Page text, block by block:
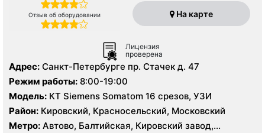
Отзыв об оборудовании На карте
Лицензия
проверена
Адрес: Санкт-Петербурге пр. Стачек д. 47
Режим работы: 8:00-19:00
Модель: КТ Siemens Somatom 16 срезов, УЗИ
Район: Кировский, Красносельский, Московский
Метро: Автово, Балтийская, Кировский завод,